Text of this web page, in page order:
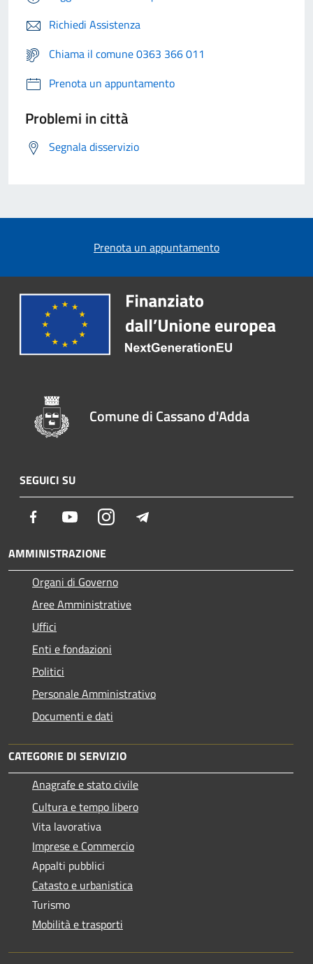
Richiedi Assistenza
Chiama il comune 0363 366 011
Prenota un appuntamento
Problemi in città
Segnala disservizio
Prenota un appuntamento
Comune di Cassano d'Adda
SEGUICI SU
Facebook YoutubeInstagram
AMMINISTRAZIONE
Organi di Governo
Aree Amministrative
Uffici
Enti e fondazioni
Politici
Personale Amministrativo
Documenti e dati
CATEGORIE DI SERVIZIO
Anagrafe e stato civile
Cultura e tempo libero
Vita lavorativa
Imprese e Commercio
Appalti pubblici
Catasto e urbanistica
Turismo
Mobilità e trasporti